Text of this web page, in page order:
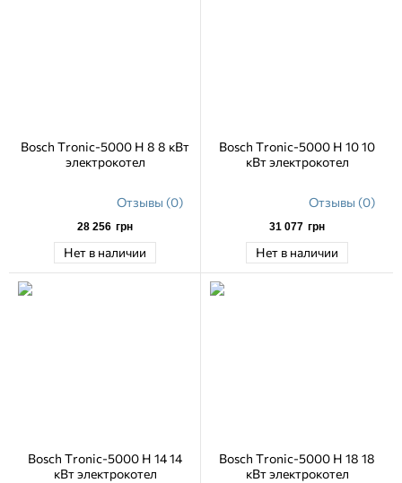
Bosch Tronic-5000 H 8 8 кВт
электрокотел
Отзывы (0)
28 256 грн
Нет в наличии
Bosch Tronic-5000 H 10 10
кВт электрокотел
Отзывы (0)
31 077 грн
Нет в наличии
Bosch Tronic-5000 H 14 14
кВт электрокотел
Bosch Tronic-5000 H 18 18
кВт электрокотел